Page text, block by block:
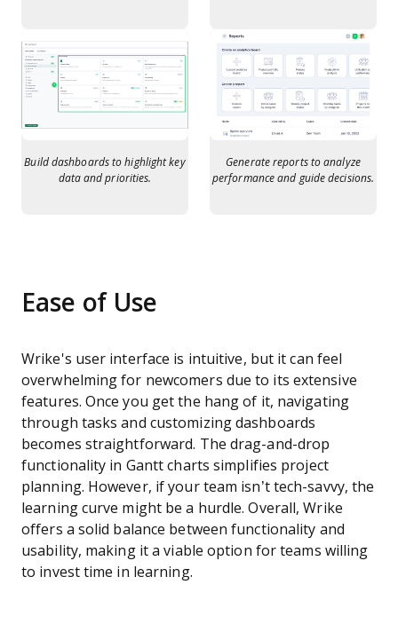
Build dashboards to highlight key
data and priorities.
Generate reports to analyze
performance and guide decisions.
Ease of Use
Wrike's user interface is intuitive, but it can feel
overwhelming for newcomers due to its extensive
features. Once you get the hang of it, navigating
through tasks and customizing dashboards
becomes straightforward. The drag-and-drop
functionality in Gantt charts simplifies project
planning. However, if your team isn’t tech-savvy, the
learning curve might be a hurdle. Overall, Wrike
offers a solid balance between functionality and
usability, making it a viable option for teams willing
to invest time in learning.